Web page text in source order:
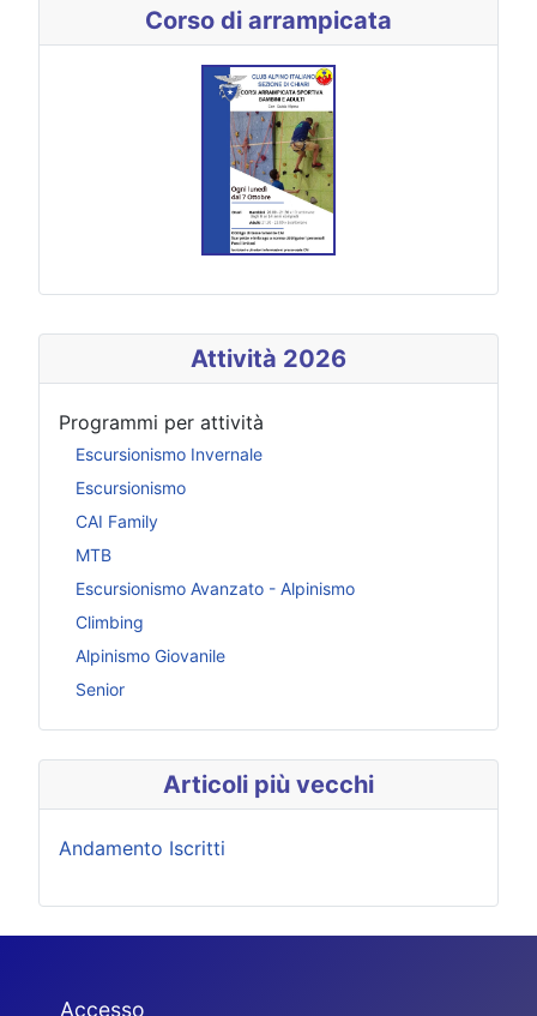
Attività 2026
Programmi per attività
Escursionismo Invernale
Escursionismo
CAI Family
MTB
Escursionismo Avanzato - Alpinismo
Climbing
Alpinismo Giovanile
Senior
Corso di arrampicata
Articoli più vecchi
Andamento Iscritti
Accesso